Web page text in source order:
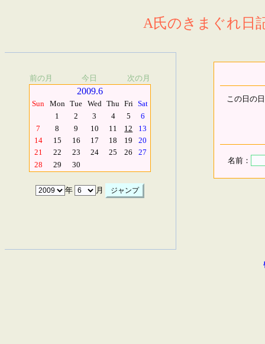
A氏のきまぐれ日
前の月 今日 次の月
2009.6
Sun Mon Tue Wed Thu Fri Sat
1
2 3 4 5
6
7
8 9 10 11 12
13
14
15 16 17 18 19
20
21
22 23 24 25 26
27
28
29 30
年 月
この日の
名前：